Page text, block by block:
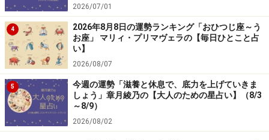
2026/07/01
4
2026年8月8日の運勢ランキング「おひつじ座～う
お座」 マリィ・プリマヴェラの【毎日ひとこと占
い】
2026/08/07
5
今週の運勢「滋養と休息で、底力を上げていきま
しょう」章月綾乃の【大人のための星占い】（8/3
～8/9）
2026/08/02